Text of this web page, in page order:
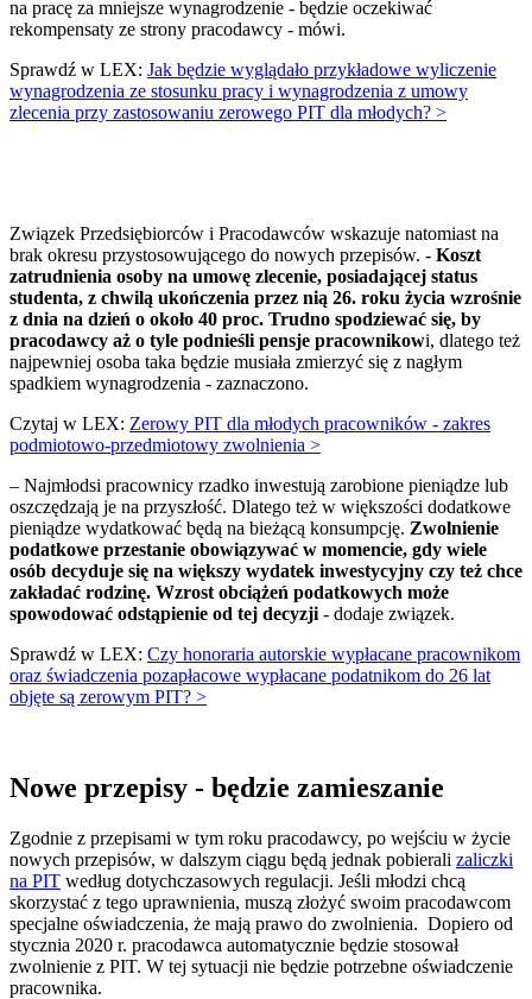
na pracę za mniejsze wynagrodzenie - będzie oczekiwać
rekompensaty ze strony pracodawcy - mówi.
Sprawdź w LEX: Jak będzie wyglądało przykładowe wyliczenie
wynagrodzenia ze stosunku pracy i wynagrodzenia z umowy
zlecenia przy zastosowaniu zerowego PIT dla młodych? >
Związek Przedsiębiorców i Pracodawców wskazuje natomiast na
brak okresu przystosowującego do nowych przepisów. - Koszt
zatrudnienia osoby na umowę zlecenie, posiadającej status
studenta, z chwilą ukończenia przez nią 26. roku życia wzrośnie
z dnia na dzień o około 40 proc. Trudno spodziewać się, by
pracodawcy aż o tyle podnieśli pensje pracownikowi, dlatego też
najpewniej osoba taka będzie musiała zmierzyć się z nagłym
spadkiem wynagrodzenia - zaznaczono.
Czytaj w LEX: Zerowy PIT dla młodych pracowników - zakres
podmiotowo-przedmiotowy zwolnienia >
– Najmłodsi pracownicy rzadko inwestują zarobione pieniądze lub
oszczędzają je na przyszłość. Dlatego też w większości dodatkowe
pieniądze wydatkować będą na bieżącą konsumpcję. Zwolnienie
podatkowe przestanie obowiązywać w momencie, gdy wiele
osób decyduje się na większy wydatek inwestycyjny czy też chce
zakładać rodzinę. Wzrost obciążeń podatkowych może
spowodować odstąpienie od tej decyzji - dodaje związek.
Sprawdź w LEX: Czy honoraria autorskie wypłacane pracownikom
oraz świadczenia pozapłacowe wypłacane podatnikom do 26 lat
objęte są zerowym PIT? >
Nowe przepisy - będzie zamieszanie
Zgodnie z przepisami w tym roku pracodawcy, po wejściu w życie
nowych przepisów, w dalszym ciągu będą jednak pobierali zaliczki
na PIT według dotychczasowych regulacji. Jeśli młodzi chcą
skorzystać z tego uprawnienia, muszą złożyć swoim pracodawcom
specjalne oświadczenia, że mają prawo do zwolnienia. Dopiero od
stycznia 2020 r. pracodawca automatycznie będzie stosował
zwolnienie z PIT. W tej sytuacji nie będzie potrzebne oświadczenie
pracownika.